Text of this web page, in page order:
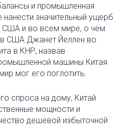
и промышленная
значительный ущерб
США и во всем мире, о чем
США Джанет Йеллен во
в КНР, назвав
машины Китая
мог его поглотить.
спроса на дому, Китай
мощности и
дешевой избыточной